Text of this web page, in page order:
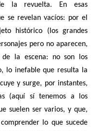
la revuelta. En esas
se revelan vacíos: por el
histórico (los grandes
pero no aparecen,
la escena: no son los
lo inefable que resulta la
y surge, por instantes,
(aquí sí tenemos a los
suelen ser varios, y que,
lo que sucede